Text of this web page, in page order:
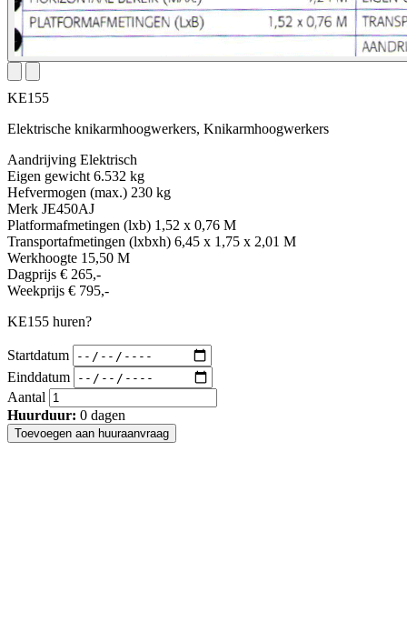
KE155
Elektrische knikarmhoogwerkers, Knikarmhoogwerkers
Aandrijving Elektrisch
Eigen gewicht 6.532 kg
Hefvermogen (max.) 230 kg
Merk JE450AJ
Platformafmetingen (lxb) 1,52 x 0,76 M
Transportafmetingen (lxbxh) 6,45 x 1,75 x 2,01 M
Werkhoogte 15,50 M
Dagprijs € 265,-
Weekprijs € 795,-
KE155 huren?
Startdatum
Einddatum
Aantal
Huurduur: 0 dagen
Toevoegen aan huuraanvraag